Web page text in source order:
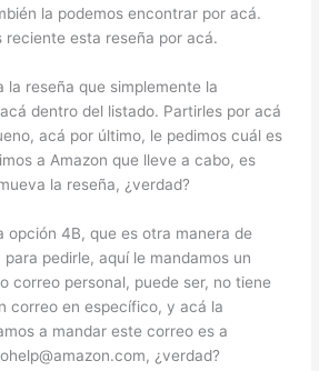
la podemos encontrar por acá.
reciente esta reseña por acá.
la reseña que simplemente la
dentro del listado. Partirles por acá
acá por último, le pedimos cuál es
a Amazon que lleve a cabo, es
la reseña, ¿verdad?
opción 4B, que es otra manera de
pedirle, aquí le mandamos un
correo personal, puede ser, no tiene
correo en específico, y acá la
a mandar este correo es a
¿verdad?